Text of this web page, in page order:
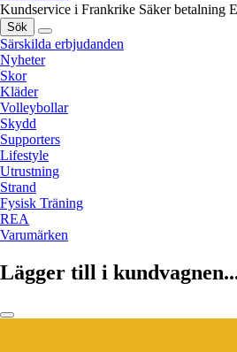
Kundservice i Frankrike Säker betalning
Sök
Särskilda erbjudanden
Nyheter
Skor
Kläder
Volleybollar
Skydd
Supporters
Lifestyle
Utrustning
Strand
Fysisk Träning
REA
Varumärken
Lägger till i